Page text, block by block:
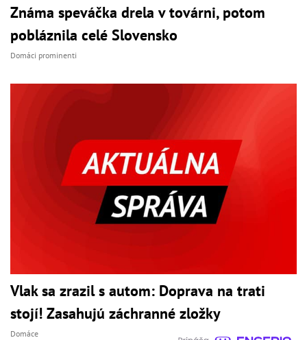
Známa speváčka drela v továrni, potom
pobláznila celé Slovensko
Domáci prominenti
Vlak sa zrazil s autom: Doprava na trati
stojí! Zasahujú záchranné zložky
Domáce